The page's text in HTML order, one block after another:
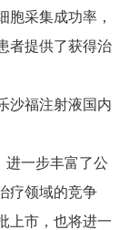
胞采集成功率，
者提供了获得治
沙福注射液国内
进一步丰富了公
疗领域的竞争
上市，也将进一